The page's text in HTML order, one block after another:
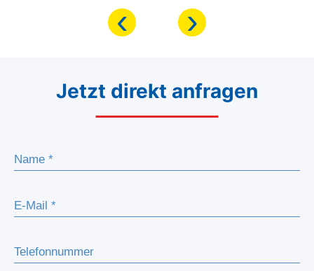
‹ ›
Jetzt direkt anfragen